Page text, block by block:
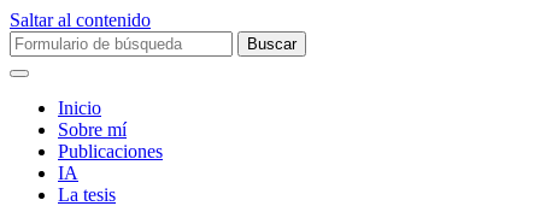
Saltar al contenido
Buscar:
Inicio
Sobre mí­
Publicaciones
IA
La tesis